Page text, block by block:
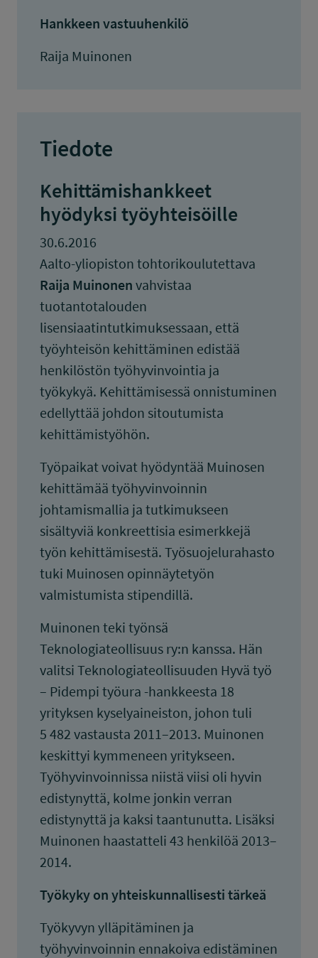
Hankkeen vastuuhenkilö
Raija Muinonen
Tiedote
Kehittämishankkeet
hyödyksi työyhteisöille
30.6.2016
Aalto-yliopiston tohtorikoulutettava
Raija Muinonen vahvistaa
tuotantotalouden
lisensiaatintutkimuksessaan, että
työyhteisön kehittäminen edistää
henkilöstön työhyvinvointia ja
työkykyä. Kehittämisessä onnistuminen
edellyttää johdon sitoutumista
kehittämistyöhön.
Työpaikat voivat hyödyntää Muinosen
kehittämää työhyvinvoinnin
johtamismallia ja tutkimukseen
sisältyviä konkreettisia esimerkkejä
työn kehittämisestä. Työsuojelurahasto
tuki Muinosen opinnäytetyön
valmistumista stipendillä.
Muinonen teki työnsä
Teknologiateollisuus ry:n kanssa. Hän
valitsi Teknologiateollisuuden Hyvä työ
– Pidempi työura -hankkeesta 18
yrityksen kyselyaineiston, johon tuli
5 482 vastausta 2011–2013. Muinonen
keskittyi kymmeneen yritykseen.
Työhyvinvoinnissa niistä viisi oli hyvin
edistynyttä, kolme jonkin verran
edistynyttä ja kaksi taantunutta. Lisäksi
Muinonen haastatteli 43 henkilöä 2013–
2014.
Työkyky on yhteiskunnallisesti tärkeä
Työkyvyn ylläpitäminen ja
työhyvinvoinnin ennakoiva edistäminen